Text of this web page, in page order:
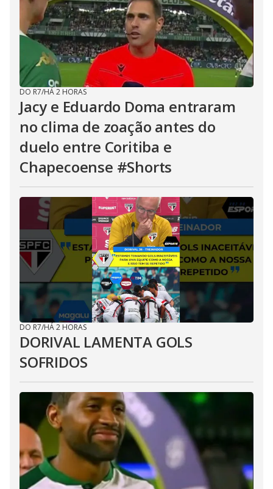
DO R7/HÁ 2 HORAS
Jacy e Eduardo Doma entraram
no clima de zoação antes do
duelo entre Coritiba e
Chapecoense #Shorts
DO R7/HÁ 2 HORAS
DORIVAL LAMENTA GOLS
SOFRIDOS